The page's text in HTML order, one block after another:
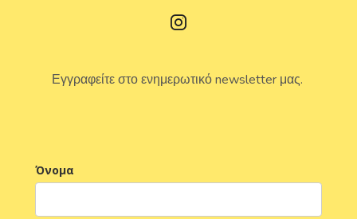
Εγγραφείτε στο ενημερωτικό newsletter μας.
Όνομα